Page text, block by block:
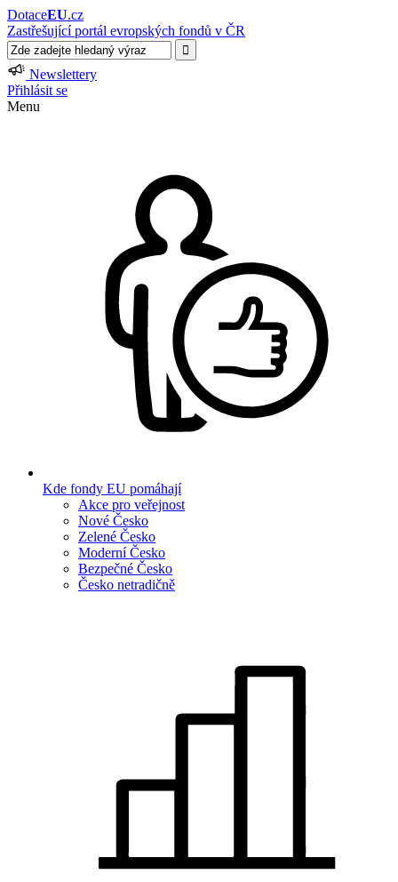
DotaceEU.cz
Zastřešující portál evropských fondů v ČR
Newslettery
Přihlásit se
Menu
Kde fondy EU pomáhají
Akce pro veřejnost
Nové Česko
Zelené Česko
Moderní Česko
Bezpečné Česko
Česko netradičně